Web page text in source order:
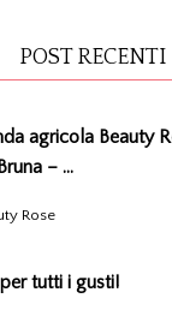
POST RECENTI
agricola Beauty
– ...
Rose
tutti i gusti!